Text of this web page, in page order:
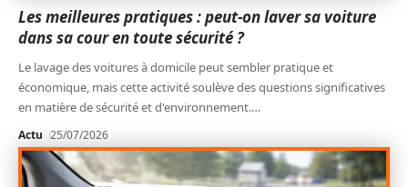
Les meilleures pratiques : peut-on laver sa voiture
dans sa cour en toute sécurité ?
Le lavage des voitures à domicile peut sembler pratique et
économique, mais cette activité soulève des questions significatives
en matière de sécurité et d'environnement.…
Actu 25/07/2026